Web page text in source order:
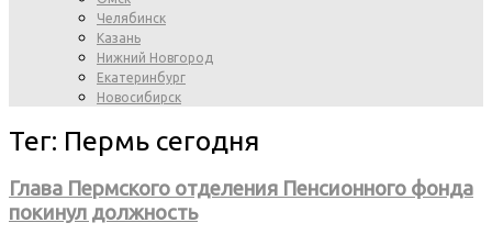
Челябинск
Казань
Нижний Новгород
Екатеринбург
Новосибирск
Тег: Пермь сегодня
Глава Пермского отделения Пенсионного фонда
покинул должность